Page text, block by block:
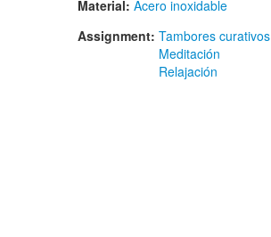
Material: Acero inoxidable
Assignment: Tambores curativos
Meditación
Relajación